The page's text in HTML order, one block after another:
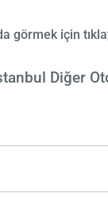
görmek için
Diğer